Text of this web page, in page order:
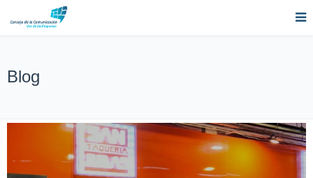
Blog